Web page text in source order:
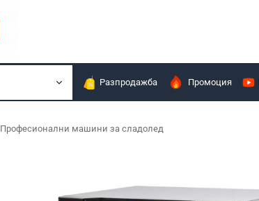
Разпродажба Промоция
Професионални машини за сладолед